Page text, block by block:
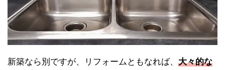
新築なら別ですが、リフォームともなれば、 大々的な